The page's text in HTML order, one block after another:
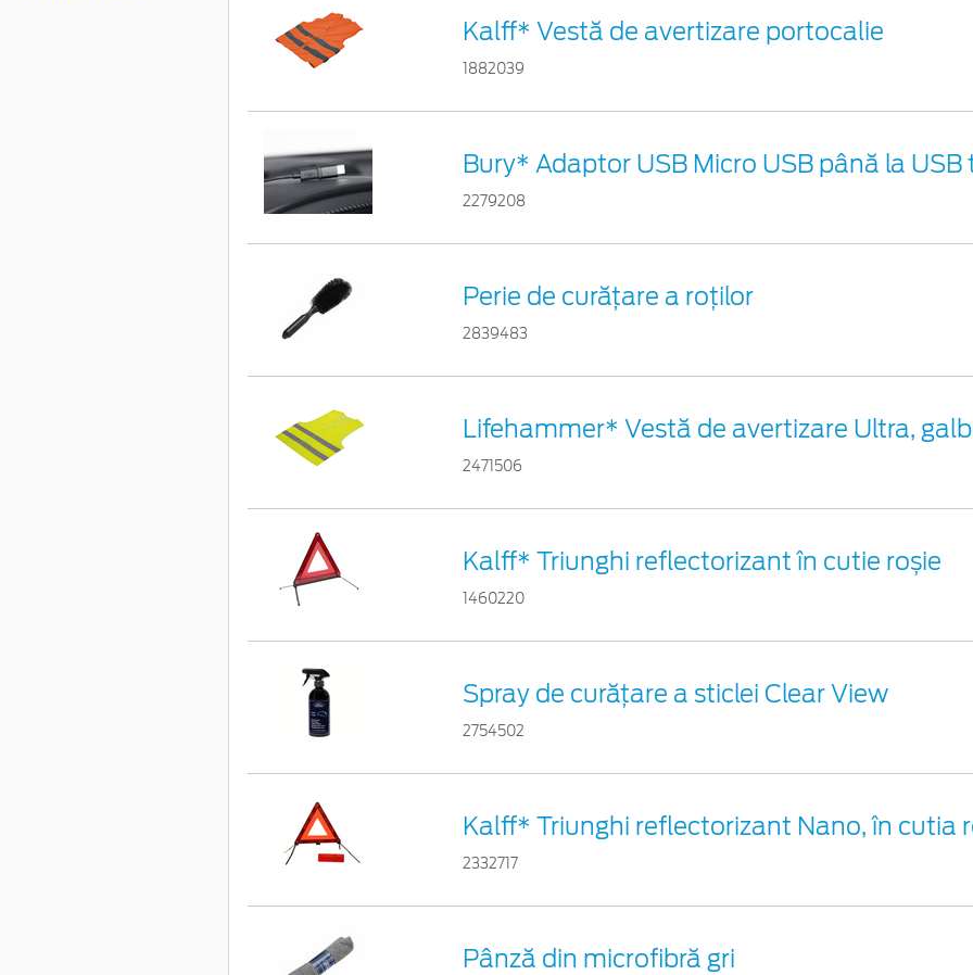
Kalff* Vestă de avertizare portocalie
1882039
Bury* Adaptor USB Micro USB până la USB
2279208
Perie de curățare a roților
2839483
Lifehammer* Vestă de avertizare Ultra,
2471506
Kalff* Triunghi reflectorizant în cutie roșie
1460220
Spray de curățare a sticlei Clear View
2754502
Kalff* Triunghi reflectorizant Nano, în cutia
2332717
Pânză din microfibră gri